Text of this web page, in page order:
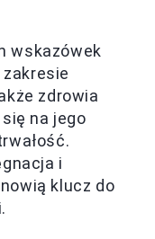
wskazówek
zdrowia
na jego
i
klucz do